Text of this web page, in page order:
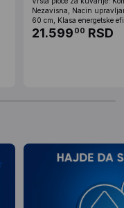
Nezavisna, Nacin
60 cm, Klasa energetske
21.599 00 RSD